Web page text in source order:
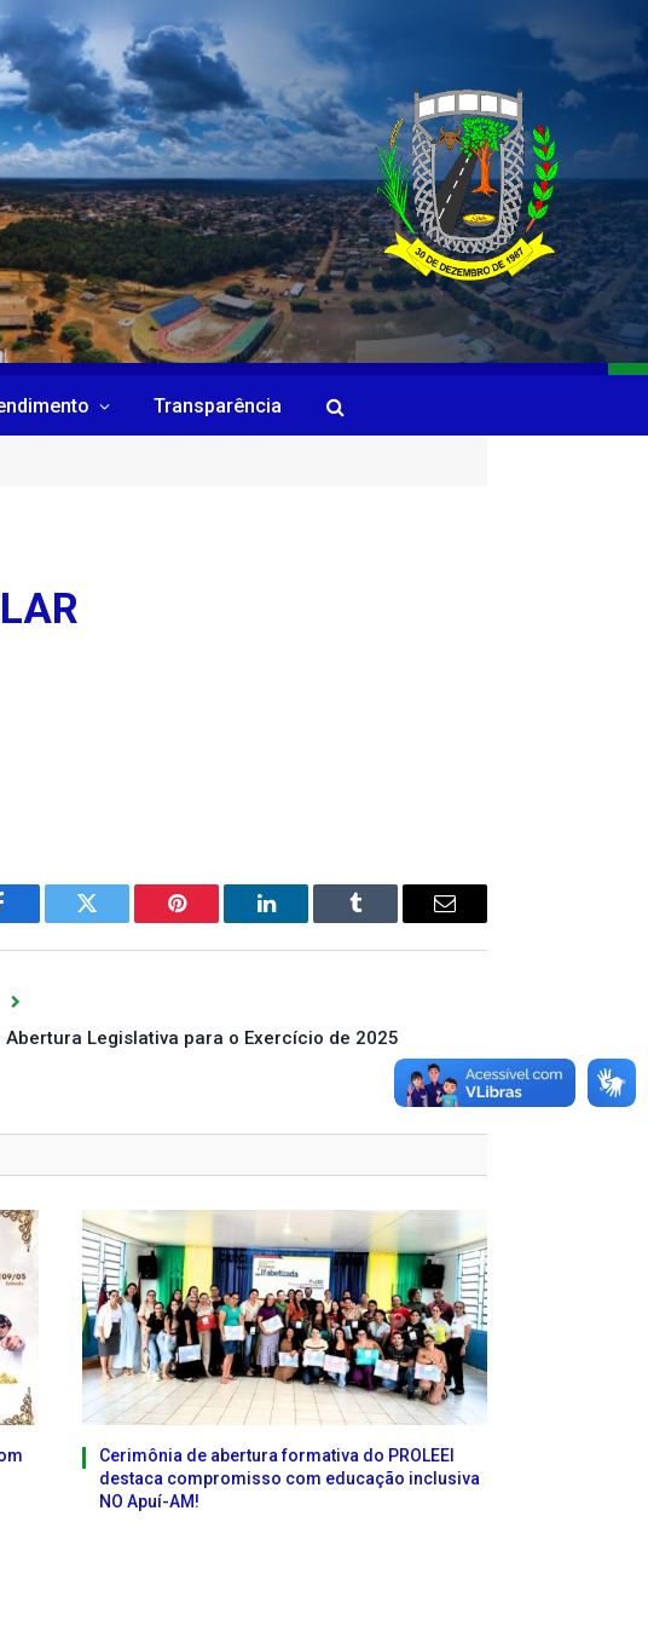
Transparência
Twitter Pinterest LinkedIn Tumblr
E-
Abertura Legislativa para o Exercício de 2025
Cerimônia de abertura formativa do PROLEEI
destaca compromisso com educação inclusiva
NO Apuí-AM!